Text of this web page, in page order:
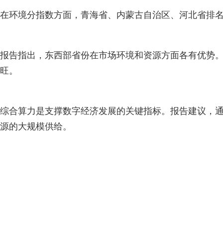
在环境分指数方面，青海省、内蒙古自治区、河北省排
报告指出，东西部省份在市场环境和资源方面各有优势
旺。
综合算力是支撑数字经济发展的关键指标。报告建议，
源的大规模供给。